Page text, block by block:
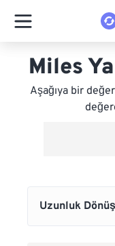
Miles
Aşağıya bir